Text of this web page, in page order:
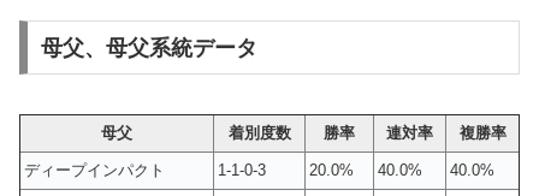
母父、母父系統データ
母父 着別度数 勝率 連対率 複勝率
ディープインパクト 1-1-0-3 20.0% 40.0% 40.0%